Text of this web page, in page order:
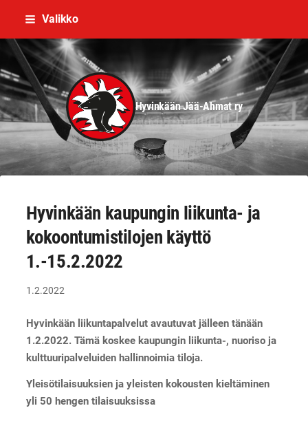
Siirry
sisältöön
Valikko
Hyvinkään Jää-Ahmat ry
Hyvinkään kaupungin liikunta- ja
kokoontumistilojen käyttö
1.-15.2.2022
1.2.2022
Hyvinkään liikuntapalvelut avautuvat jälleen tänään
1.2.2022. Tämä koskee kaupungin liikunta-, nuoriso ja
kulttuuripalveluiden hallinnoimia tiloja.
Yleisötilaisuuksien ja yleisten kokousten kieltäminen
yli 50 hengen tilaisuuksissa